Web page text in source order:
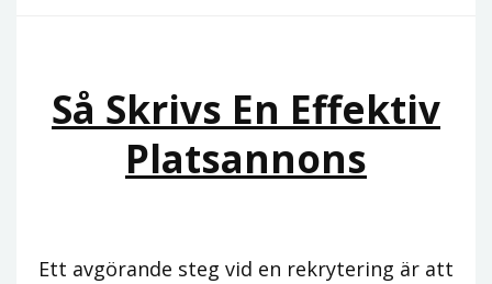
Så Skrivs En Effektiv
Platsannons
Ett avgörande steg vid en rekrytering är att